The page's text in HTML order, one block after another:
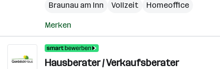
Braunau am Inn
Vollzeit Homeoffice
Merken
Hausberater / Verkaufsberater